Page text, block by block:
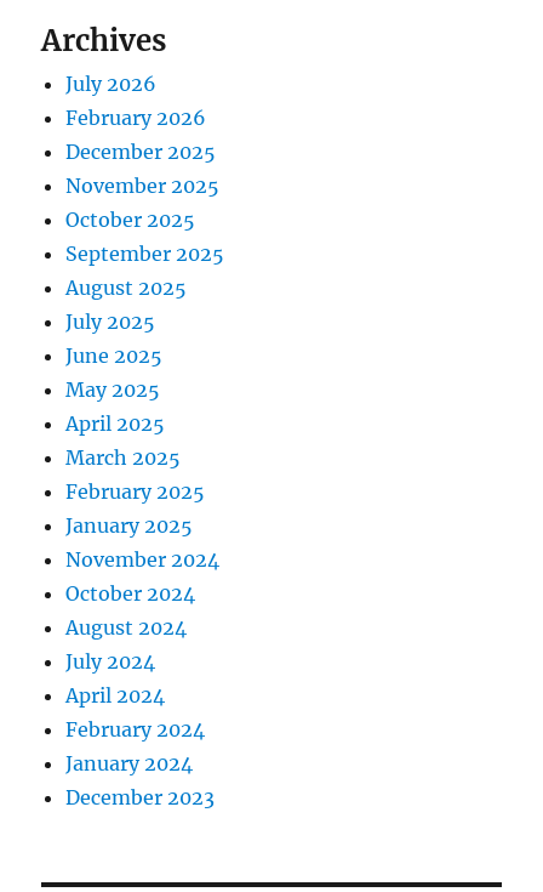
Archives
July 2026
February 2026
December 2025
November 2025
October 2025
September 2025
August 2025
July 2025
June 2025
May 2025
April 2025
March 2025
February 2025
January 2025
November 2024
October 2024
August 2024
July 2024
April 2024
February 2024
January 2024
December 2023